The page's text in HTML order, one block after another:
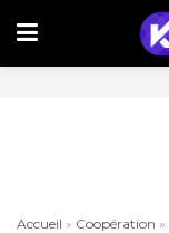
Accueil » Coopération »